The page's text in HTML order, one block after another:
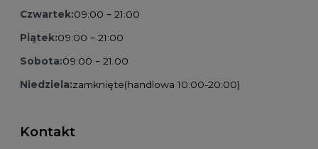
Czwartek:09:00 – 21:00
Piątek:09:00 – 21:00
Sobota:09:00 – 21:00
Niedziela:zamknięte(handlowa 10:00-20:00)
Kontakt